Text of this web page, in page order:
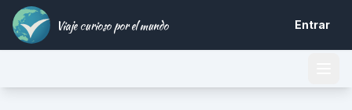
Viaje curioso por el mundo Entrar